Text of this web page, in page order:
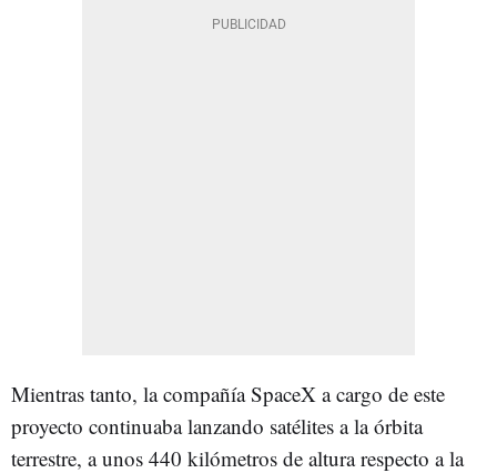
Mientras tanto, la compañía SpaceX a cargo de este
proyecto continuaba lanzando satélites a la órbita
terrestre, a unos 440 kilómetros de altura respecto a la